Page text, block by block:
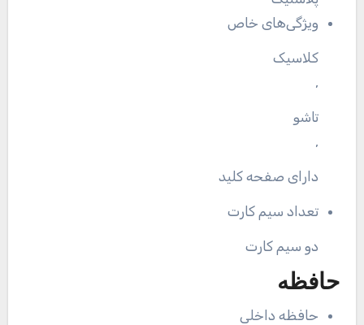
ویژگی‌های خاص
کلاسیک
,
تاشو
,
دارای صفحه کلید
تعداد سیم کارت
دو سیم کارت
حافظه
حافظه داخلی